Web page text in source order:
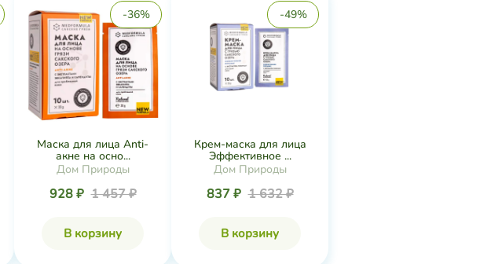
-36%
Маска для лица Anti-
акне на осно...
Дом Природы
928 ₽ 1 457 ₽
В корзину
-49%
Крем-маска для лица
Эффективное ...
Дом Природы
837 ₽ 1 632 ₽
В корзину